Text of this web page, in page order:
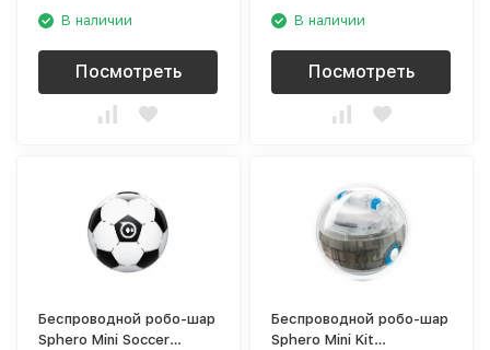
В наличии
Посмотреть
В наличии
Посмотреть
Беспроводной робо-шар
Sphero Mini Soccer
Беспроводной робо-шар
Sphero Mini Kit